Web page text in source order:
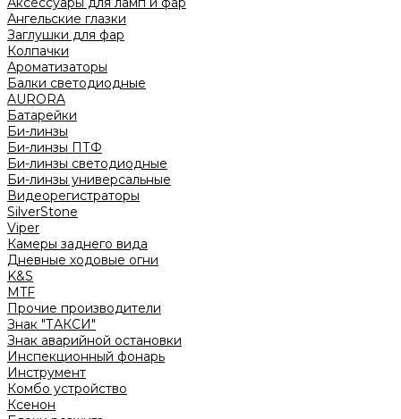
Ангельские глазки
Заглушки для фар
Колпачки
Ароматизаторы
Балки светодиодные
AURORA
Батарейки
Би-линзы
Би-линзы ПТФ
Би-линзы светодиодные
Би-линзы универсальные
Видеорегистраторы
SilverStone
Viper
Камеры заднего вида
Дневные ходовые огни
K&S
MTF
Прочие производители
Знак "ТАКСИ"
Знак аварийной остановки
Инспекционный фонарь
Инструмент
Комбо устройство
Ксенон